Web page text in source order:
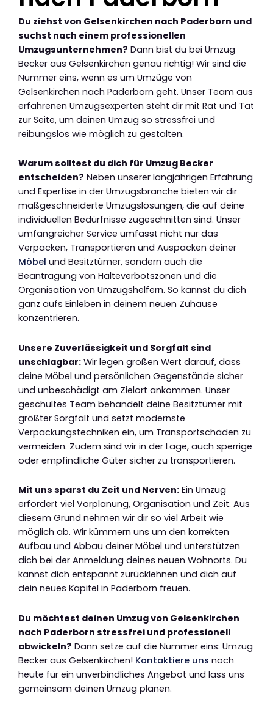
Du ziehst von Gelsenkirchen nach Paderborn und
suchst nach einem professionellen
Umzugsunternehmen? Dann bist du bei Umzug
Becker aus Gelsenkirchen genau richtig! Wir sind die
Nummer eins, wenn es um Umzüge von
Gelsenkirchen nach Paderborn geht. Unser Team aus
erfahrenen Umzugsexperten steht dir mit Rat und Tat
zur Seite, um deinen Umzug so stressfrei und
reibungslos wie möglich zu gestalten.
Warum solltest du dich für Umzug Becker
entscheiden? Neben unserer langjährigen Erfahrung
und Expertise in der Umzugsbranche bieten wir dir
maßgeschneiderte Umzugslösungen, die auf deine
individuellen Bedürfnisse zugeschnitten sind. Unser
umfangreicher Service umfasst nicht nur das
Verpacken, Transportieren und Auspacken deiner
Möbel und Besitztümer, sondern auch die
Beantragung von Halteverbotszonen und die
Organisation von Umzugshelfern. So kannst du dich
ganz aufs Einleben in deinem neuen Zuhause
konzentrieren.
Unsere Zuverlässigkeit und Sorgfalt sind
unschlagbar: Wir legen großen Wert darauf, dass
deine Möbel und persönlichen Gegenstände sicher
und unbeschädigt am Zielort ankommen. Unser
geschultes Team behandelt deine Besitztümer mit
größter Sorgfalt und setzt modernste
Verpackungstechniken ein, um Transportschäden zu
vermeiden. Zudem sind wir in der Lage, auch sperrige
oder empfindliche Güter sicher zu transportieren.
Mit uns sparst du Zeit und Nerven: Ein Umzug
erfordert viel Vorplanung, Organisation und Zeit. Aus
diesem Grund nehmen wir dir so viel Arbeit wie
möglich ab. Wir kümmern uns um den korrekten
Aufbau und Abbau deiner Möbel und unterstützen
dich bei der Anmeldung deines neuen Wohnorts. Du
kannst dich entspannt zurücklehnen und dich auf
dein neues Kapitel in Paderborn freuen.
Du möchtest deinen Umzug von Gelsenkirchen
nach Paderborn stressfrei und professionell
abwickeln? Dann setze auf die Nummer eins: Umzug
Becker aus Gelsenkirchen! Kontaktiere uns noch
heute für ein unverbindliches Angebot und lass uns
gemeinsam deinen Umzug planen.